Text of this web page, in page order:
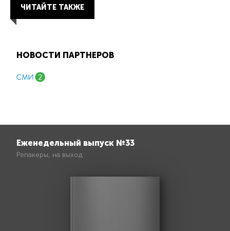
ЧИТАЙТЕ ТАКЖЕ
НОВОСТИ ПАРТНЕРОВ
Еженедельный выпуск №33
Репакеры, на выход